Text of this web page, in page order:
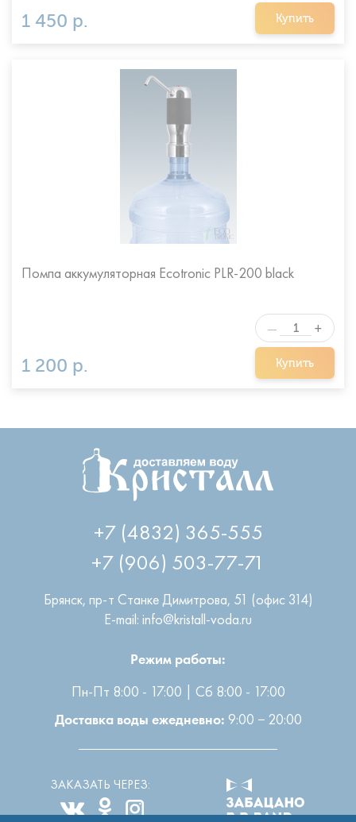
1 450 р. Купить
Помпа аккумуляторная Ecotronic PLR-200 black
1 200 р. Купить
— +
+7 (4832) 365-555
+7 (906) 503-77-71
Брянск
пр-т Станке Димитрова, 51 (офис 314)
E-mail: info@kristall-voda.ru
Режим работы:
Пн-Пт 8:00 - 17:00 | Сб 8:00 - 17:00
Доставка воды ежедневно: 9:00 − 20:00
ЗАКАЗАТЬ ЧЕРЕЗ: